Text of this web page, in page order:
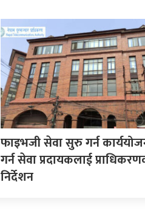
फाइभजी सेवा सुरु गर्न
गर्न सेवा प्रदायकलाई
निर्देशन